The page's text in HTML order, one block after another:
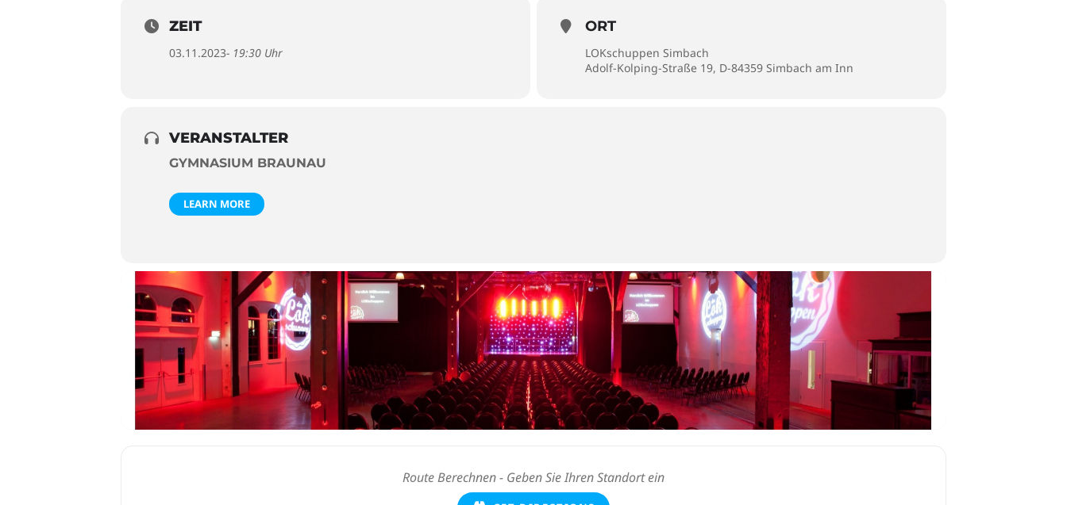
ZEIT
03.11.2023- 19:30 Uhr
ORT
LOKschuppen Simbach
Adolf-Kolping-Straße 19, D-84359 Simbach am Inn
VERANSTALTER
GYMNASIUM BRAUNAU
LEARN MORE